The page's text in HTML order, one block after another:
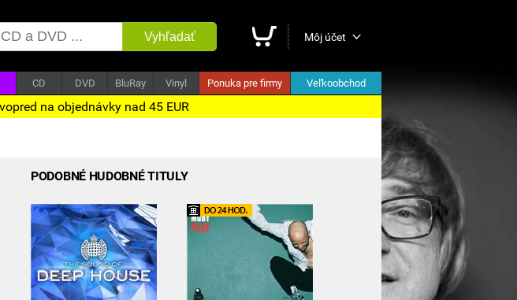
Vyhľadať Môj účet
CD DVD BluRay Vinyl Ponuka pre firmy Veľkoobchod
na objednávky nad 45 EUR
PODOBNÉ HUDOBNÉ TITULY